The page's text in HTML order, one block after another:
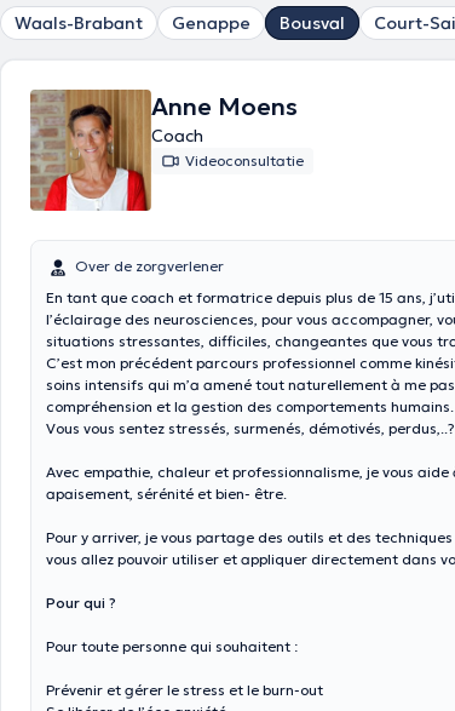
Waals-Brabant Genappe Bousval Court-
Anne Moens
Coach
Videoconsultatie
Over de zorgverlener
En tant que coach et formatrice depuis plus de 15 ans,
l’éclairage des neurosciences, pour vous accompagner,
situations stressantes, difficiles, changeantes que vous
C’est mon précédent parcours professionnel comme
soins intensifs qui m’a amené tout naturellement à me
compréhension et la gestion des comportements humains.
Vous vous sentez stressés, surmenés, démotivés, perdus,..?
Avec empathie, chaleur et professionnalisme, je vous
apaisement, sérénité et bien- être.
Pour y arriver, je vous partage des outils et des
vous allez pouvoir utiliser et appliquer directement dans
Pour qui ?
Pour toute personne qui souhaitent :
Prévenir et gérer le stress et le burn-out